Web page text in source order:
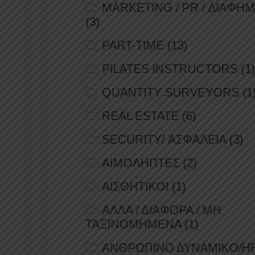
MARKETING / PR /
(3)
PART-TIME (13)
PILATES INSTRUCTORS (1)
QUANTITY SURVEYORS (1)
REAL ESTATE (6)
SECURITY/ ΑΣΦΑΛΕΙΑ(3)
ΑΙΜΟΛΗΠΤΕΣ (2)
ΑΙΣΘΗΤΙΚΟΙ (1)
ΑΛΛΑ / ΔΙΑΦΟΡΑ / ΜΗ
ΤΑΞΙΝΟΜΗΜΕΝΑ(1)
ΑΝΘΡΩΠΙΝΟ ΔΥΝΑΜΙΚΟ/